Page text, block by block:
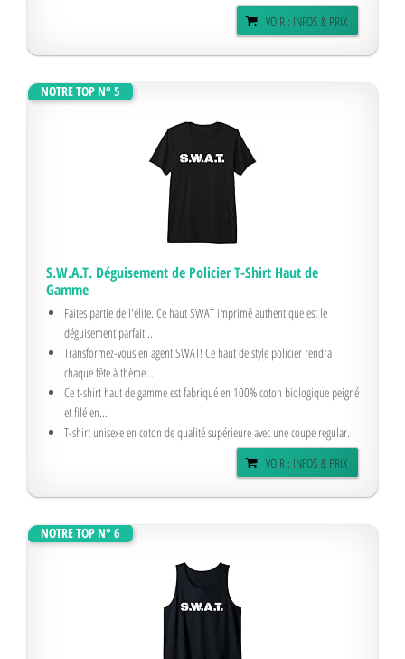
VOIR : INFOS & PRIX
NOTRE TOP N° 5
S.W.A.T. Déguisement de Policier T-Shirt Haut de
Gamme
Faites partie de l'élite. Ce haut SWAT imprimé authentique est le
déguisement parfait...
Transformez-vous en agent SWAT! Ce haut de style policier rendra
chaque fête à thème...
Ce t-shirt haut de gamme est fabriqué en 100% coton biologique peigné
et filé en...
T-shirt unisexe en coton de qualité supérieure avec une coupe regular.
VOIR : INFOS & PRIX
NOTRE TOP N° 6